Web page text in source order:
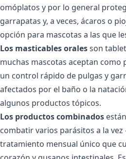
omóplatos y por lo general
garrapatas y, a veces, ácaros o
opción para mascotas a las que
Los masticables oralesson
muchas mascotas aceptan como
un control rápido de pulgas y
afectados por el baño o la
algunos productos tópicos.
Los productos combinados
combatir varios parásitos a la
tratamiento mensual único que